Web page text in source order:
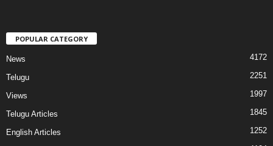
POPULAR CATEGORY
News 4172
Telugu 2251
Views 1997
Telugu Articles 1845
English Articles 1252